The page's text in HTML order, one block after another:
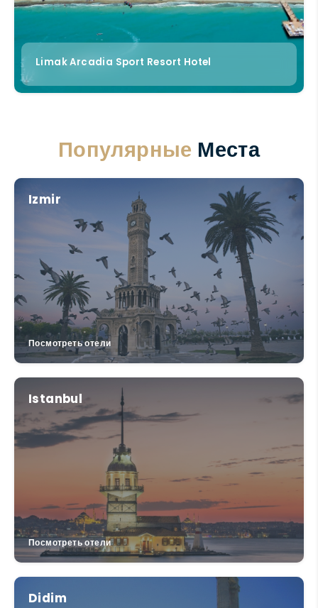
Limak Arcadia Sport Resort Hotel
Популярные Места
Izmir
Посмотреть отели
Istanbul
Посмотреть отели
Didim